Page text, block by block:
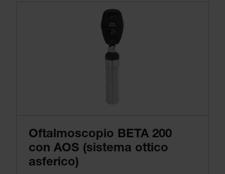
Oftalmoscopio BETA 200
con AOS (sistema ottico
asferico)